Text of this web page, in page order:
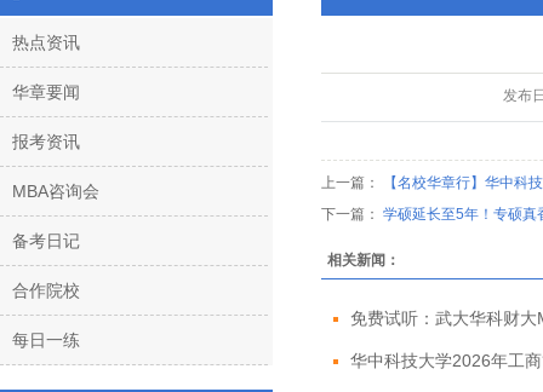
热点资讯
华章要闻
报考资讯
MBA咨询会
备考日记
合作院校
每日一练
发布
上一篇：
【名校华章行】华中科
下一篇： 学硕延长至5年！专硕真
相关新闻：
免费试听：武大华科财大
华中科技大学2026年工